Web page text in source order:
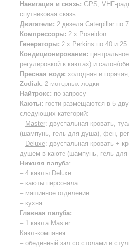
Навигация и связь: GPS, VHF-
спутниковая связь
Двигатели: 2 дизеля Сaterpillar по
Компрессоры: 2 x Poseidon
Генераторы: 2 x Perkins по 40 и 25
Кондиционирование:
регулировкой в каютах) и салон/
Пресная вода: холодная и
Zodiak: 2 моторных лодки
Найтрокс: по запросу
Каюты: гости размещаются в 5
следующих категорий:
– Мaster: двуспальная кровать,
(шампунь, гель для душа), фен,
– Deluxe: двуспальная кровать +
душем в каюте (шампунь, гель
Нижняя палуба:
– 4 каюты Deluxe
– каюты персонала
– машинное отделение
– кухня
Главная палуба:
– 1 каюта Мaster
Кают-компания:
– обеденный зал со столами и